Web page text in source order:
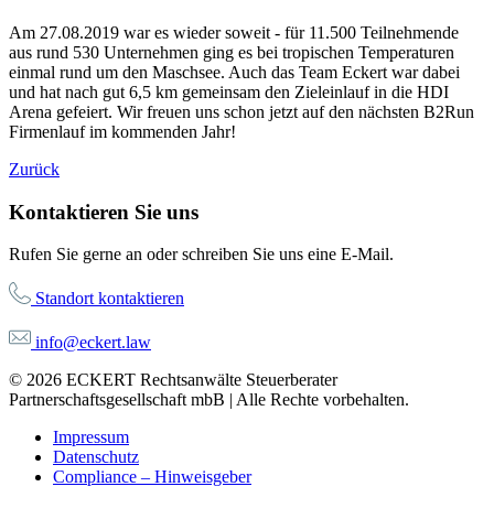
Am 27.08.2019 war es wieder soweit - für 11.500 Teilnehmende
aus rund 530 Unternehmen ging es bei tropischen Temperaturen
einmal rund um den Maschsee. Auch das Team Eckert war dabei
und hat nach gut 6,5 km gemeinsam den Zieleinlauf in die HDI
Arena gefeiert. Wir freuen uns schon jetzt auf den nächsten B2Run
Firmenlauf im kommenden Jahr!
Zurück
Kontaktieren Sie uns
Rufen Sie gerne an oder schreiben Sie uns eine E-Mail.
Standort kontaktieren
info@eckert.law
© 2026 ECKERT Rechtsanwälte Steuerberater
Partnerschaftsgesellschaft mbB | Alle Rechte vorbehalten.
Impressum
Datenschutz
Compliance – Hinweisgeber